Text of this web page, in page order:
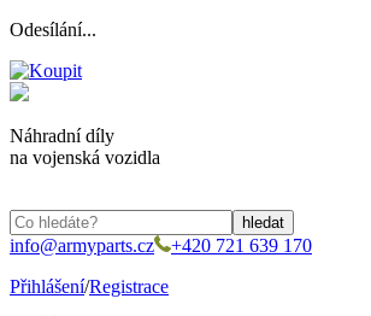
Odesílání...
Náhradní díly
na vojenská vozidla
info@armyparts.cz
+420 721 639 170
Přihlášení/Registrace